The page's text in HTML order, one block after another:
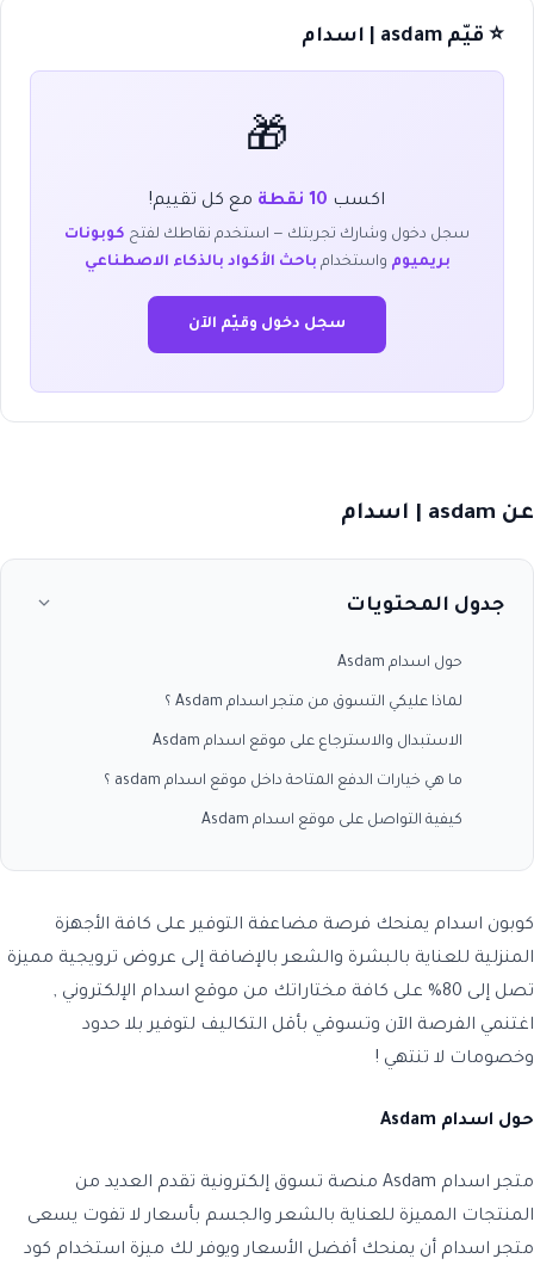
⭐ قيّم asdam | اسدام
🎁
اكسب 10 نقطة مع كل تقييم!
سجل دخول وشارك تجربتك — استخدم نقاطك لفتح كوبونات
بريميوم واستخدام باحث الأكواد بالذكاء الاصطناعي
سجل دخول وقيّم الآن
عن asdam | اسدام
جدول المحتويات
حول اسدام Asdam
لماذا عليكي التسوق من متجر اسدام Asdam ؟
الاستبدال والاسترجاع على موقع اسدام Asdam
ما هي خيارات الدفع المتاحة داخل موقع اسدام asdam ؟
كيفية التواصل على موقع اسدام Asdam
كوبون اسدام يمنحك فرصة مضاعفة التوفير على كافة الأجهزة
المنزلية للعناية بالبشرة والشعر بالإضافة إلى عروض ترويجية مميزة
تصل إلى 80% على كافة مختاراتك من
موقع اسدام الإلكتروني ,
اغتنمي الفرصة الآن وتسوقي بأقل التكاليف لتوفير بلا حدود
وخصومات لا تنتهي !
حول اسدام Asdam
متجر اسدام Asdam منصة تسوق إلكترونية تقدم العديد من
المنتجات المميزة للعناية بالشعر والجسم بأسعار لا تفوت يسعى
متجر اسدام أن يمنحك أفضل الأسعار ويوفر لك ميزة استخدام كود